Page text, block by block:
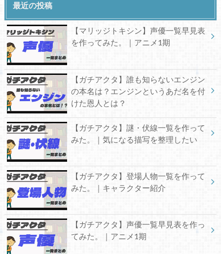
最近の投稿
【マリッジトキシン】声優一覧早見表
を作ってみた。｜アニメ1期
【ガチアクタ】誰も知らないエンジン
の本名は？エンジンというあだ名を付
けた恩人とは？
【ガチアクタ】謎・伏線一覧を作って
みた。｜気になる描写を整理したい
【ガチアクタ】登場人物一覧を作って
みた。｜キャラクター紹介
【ガチアクタ】声優一覧早見表を作っ
てみた。｜アニメ1期